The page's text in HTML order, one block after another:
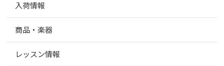
入荷情報
商品・楽器
レッスン情報